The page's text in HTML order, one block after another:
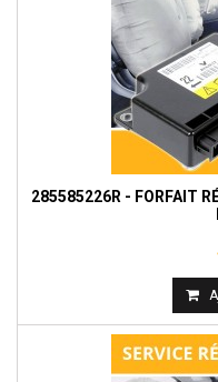
285585226R - FORFAIT